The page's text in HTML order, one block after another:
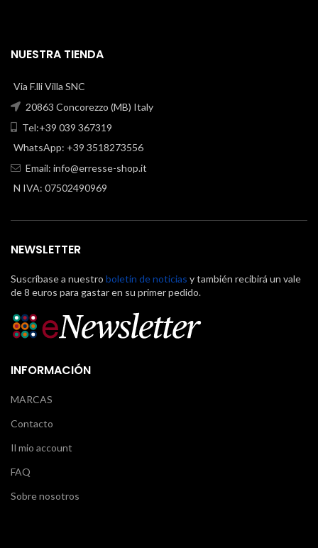
NUESTRA TIENDA
Via F.lli Villa SNC
20863 Concorezzo (MB) Italy
Tel:+39 039 367319
WhatsApp: +39 3518273556
Email: info@erresse-shop.it
N IVA: 07502490969
NEWSLETTER
Suscríbase a nuestro boletín de noticias y también recibirá un vale
de 8 euros para gastar en su primer pedido.
INFORMACIÓN
MARCAS
Contacto
Il mio account
FAQ
Sobre nosotros